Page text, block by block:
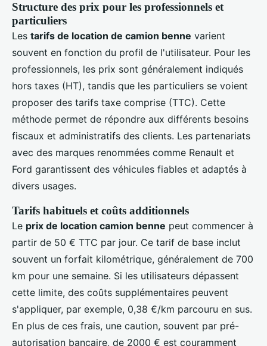
Structure des prix pour les professionnels et
particuliers
Les tarifs de location de camion benne varient
souvent en fonction du profil de l'utilisateur. Pour les
professionnels, les prix sont généralement indiqués
hors taxes (HT), tandis que les particuliers se voient
proposer des tarifs taxe comprise (TTC). Cette
méthode permet de répondre aux différents besoins
fiscaux et administratifs des clients. Les partenariats
avec des marques renommées comme Renault et
Ford garantissent des véhicules fiables et adaptés à
divers usages.
Tarifs habituels et coûts additionnels
Le prix de location camion benne peut commencer à
partir de 50 € TTC par jour. Ce tarif de base inclut
souvent un forfait kilométrique, généralement de 700
km pour une semaine. Si les utilisateurs dépassent
cette limite, des coûts supplémentaires peuvent
s'appliquer, par exemple, 0,38 €/km parcouru en sus.
En plus de ces frais, une caution, souvent par pré-
autorisation bancaire, de 2000 € est couramment